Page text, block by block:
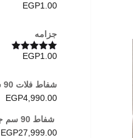
تم التقييم
EGP1.00
جزامه
تم التقييم
EGP1.00
شفاط فلات 90 سم ايكوماتيك
EGP4,990.00
شفاط 90 سم جزيرة ديكور ايكوماتك
EGP27,999.00